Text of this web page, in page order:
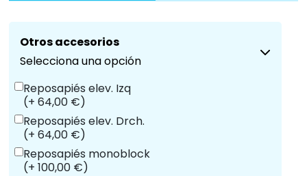
Otros accesorios
Selecciona una opción
Reposapiés elev. Izq
(+ 64,00 €)
Reposapiés elev. Drch.
(+ 64,00 €)
Reposapiés monoblock
(+ 100,00 €)